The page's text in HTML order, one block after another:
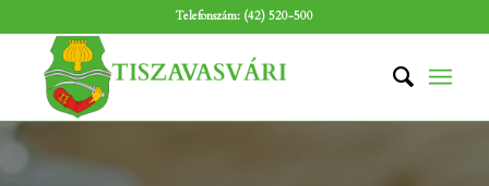
Telefonszám: (42) 520-500